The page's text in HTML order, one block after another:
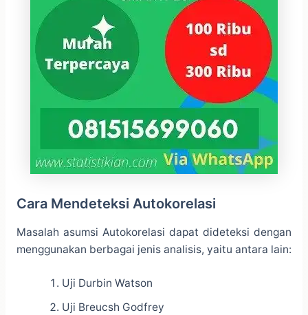
Cara Mendeteksi Autokorelasi
Masalah asumsi Autokorelasi dapat dideteksi dengan
menggunakan berbagai jenis analisis, yaitu antara lain:
Uji Durbin Watson
Uji Breucsh Godfrey